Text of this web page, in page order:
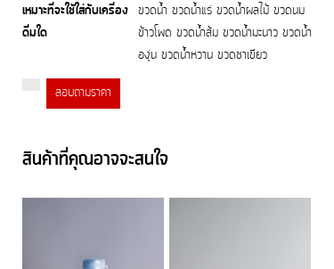
เหมาะที่จะใช้ใส่กับเครื่อง
ดื่มใด
ขวดน้ำ ขวดน้ำแร่ ขวดน้ำผลไม้ ขวดนม
ข้าวโพด ขวดน้ำส้ม ขวดน้ำมะนาว ขวดน้ำ
องุ่น ขวดน้ำหวาน ขวดชาเขียว
สอบถามราคา
สินค้าที่คุณอาจจะสนใจ